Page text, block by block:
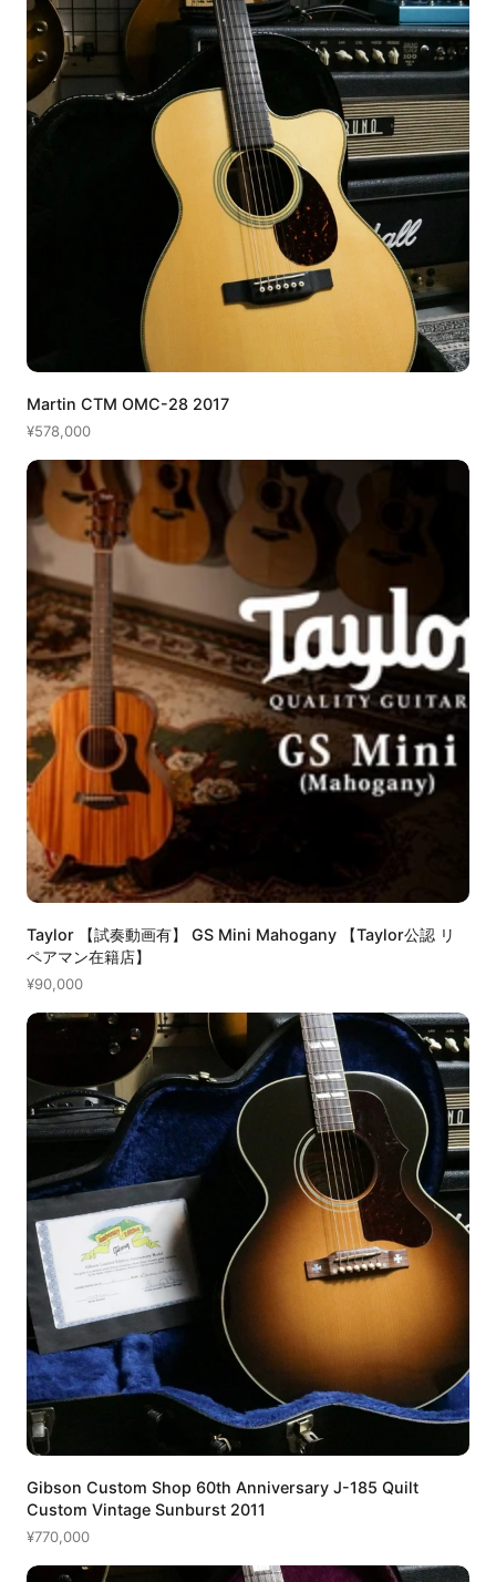
Martin CTM OMC-28 2017
¥578,000
Taylor 【試奏動画有】 GS Mini Mahogany 【Taylor公認 リ
ペアマン在籍店】
¥90,000
Gibson Custom Shop 60th Anniversary J-185 Quilt
Custom Vintage Sunburst 2011
¥770,000